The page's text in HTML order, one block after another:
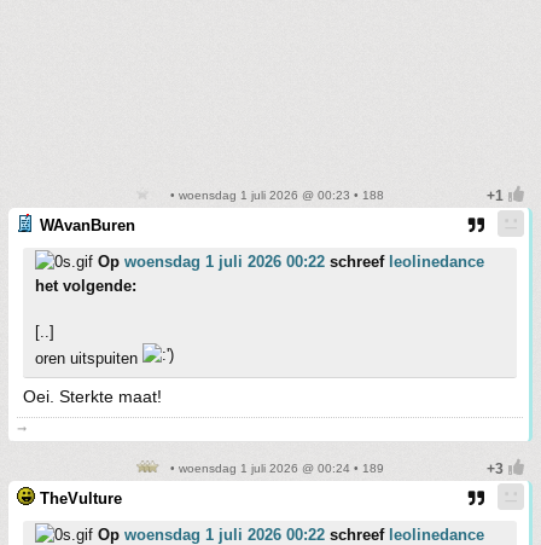
• woensdag 1 juli 2026 @ 00:23 • 188
WAvanBuren
Op woensdag 1 juli 2026 00:22 schreef leolinedance
het volgende:
[..]
oren uitspuiten
Oei. Sterkte maat!
➞
• woensdag 1 juli 2026 @ 00:24 • 189
TheVulture
Op woensdag 1 juli 2026 00:22 schreef leolinedance